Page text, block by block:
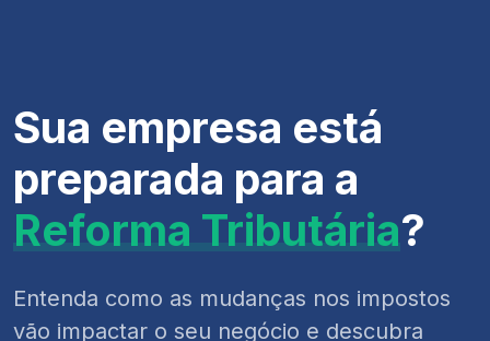
Sua empresa está
preparada para a
Reforma Tributária?
Entenda como as mudanças nos impostos
vão impactar o seu negócio e descubra